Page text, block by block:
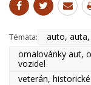
Témata:
auto,
omalovánky aut,
vozidel
veterán,